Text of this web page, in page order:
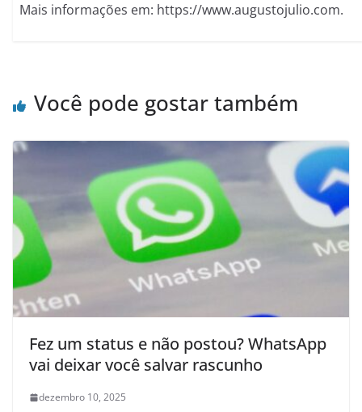
Mais informações em: https://www.augustojulio.com.
Você pode gostar também
Fez um status e não postou? WhatsApp
vai deixar você salvar rascunho
dezembro 10, 2025